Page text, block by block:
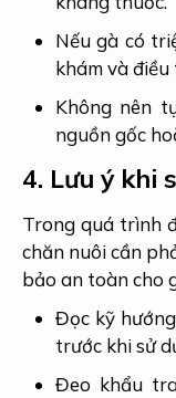
Nếu gà có
khám và
Không nên
nguồn gốc
4. Lưu ý khi
Trong quá trình
chăn nuôi cần
bảo an toàn cho
Đọc kỹ
trước khi sử
Đeo khẩu